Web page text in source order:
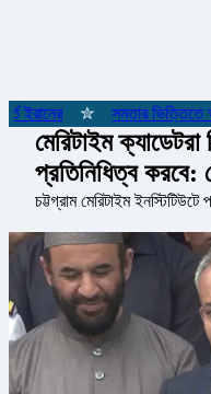
ইরানের সমতার ভিত্তিতে
মেরিটাইম ক্যাডেটরা
প্রতিনিধিত্ব করবে:
চট্টগ্রাম মেরিটাইম